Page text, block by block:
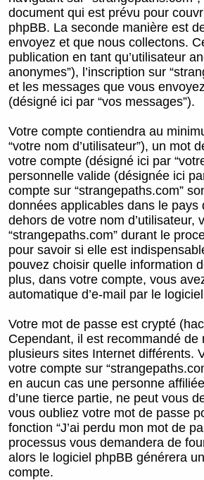
document qui est prévu pour
phpBB. La seconde manière est
envoyez et que nous collectons.
publication en tant qu’utilisateur
anonymes”), l’inscription sur
et les messages que vous
(désigné ici par “vos messages”).
Votre compte contiendra au
“votre nom d’utilisateur”), un mot
votre compte (désigné ici par
personnelle valide (désignée ici
compte sur “strangepaths.com”
données applicables dans le
dehors de votre nom
“strangepaths.com” durant le
pour savoir si elle est
pouvez choisir quelle information
plus, dans votre compte, vous
automatique d’e-mail par le
Votre mot de passe est crypté
Cependant, il est recommandé
plusieurs sites Internet différents.
votre compte sur
en aucun cas une personne
d’une tierce partie, ne peut vous
vous oubliez votre mot de passe
fonction “J’ai perdu mon mot de
processus vous demandera de
alors le logiciel phpBB générera
compte.